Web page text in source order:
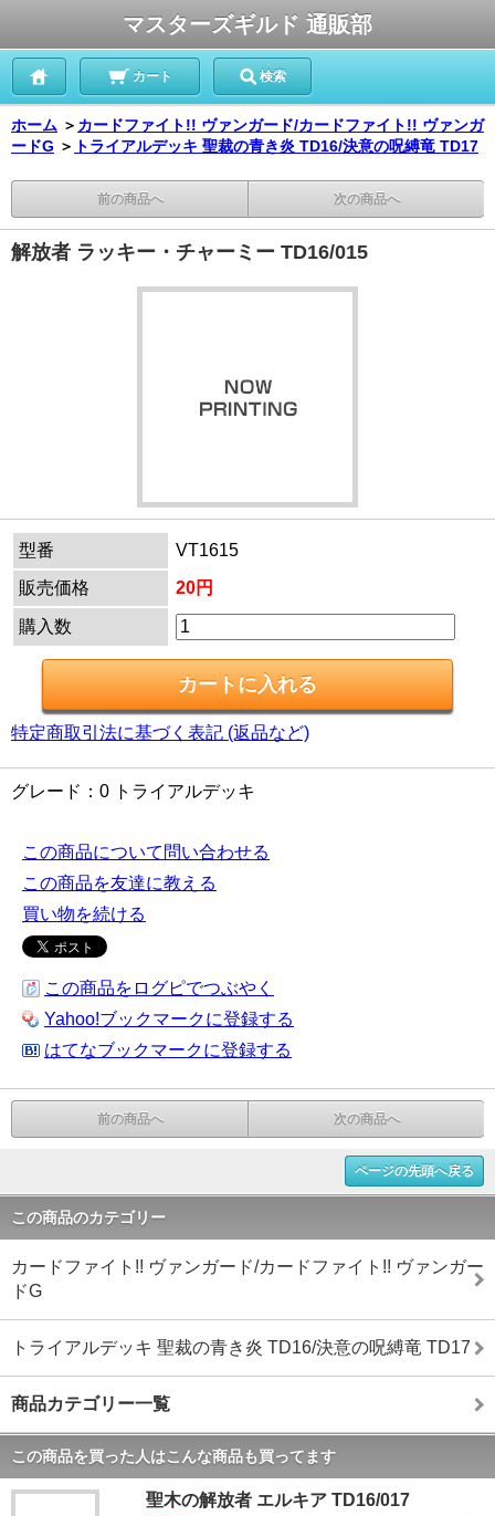
マスターズギルド 通販部
カート 検索
ホーム ＞ カードファイト!! ヴァンガード/カードファイト!! ヴァンガ
ードG ＞ トライアルデッキ 聖裁の青き炎 TD16/決意の呪縛竜 TD17
前の商品へ 次の商品へ
解放者 ラッキー・チャーミー TD16/015
型番
VT1615
販売価格
20円
購入数
特定商取引法に基づく表記 (返品など)
グレード：0 トライアルデッキ
この商品について問い合わせる
この商品を友達に教える
買い物を続ける
この商品をログピでつぶやく
Yahoo!ブックマークに登録する
はてなブックマークに登録する
前の商品へ 次の商品へ
ページの先頭へ戻る
この商品のカテゴリー
カードファイト!! ヴァンガード/カードファイト!! ヴァンガー
ドG
トライアルデッキ 聖裁の青き炎 TD16/決意の呪縛竜 TD17
商品カテゴリー一覧
この商品を買った人はこんな商品も買ってます
聖木の解放者 エルキア TD16/017